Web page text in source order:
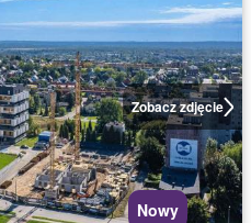
Zobacz zdjęcie
Nowy